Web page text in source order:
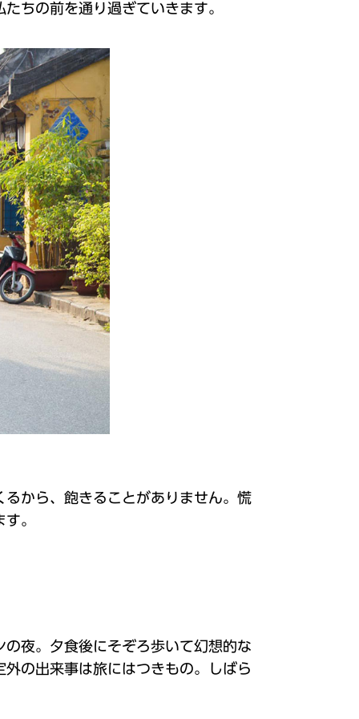
ちの前を通り過ぎていきます。
から、飽きることがありません。慌
。
夜。夕食後にそぞろ歩いて幻想的な
の出来事は旅にはつきもの。しばら